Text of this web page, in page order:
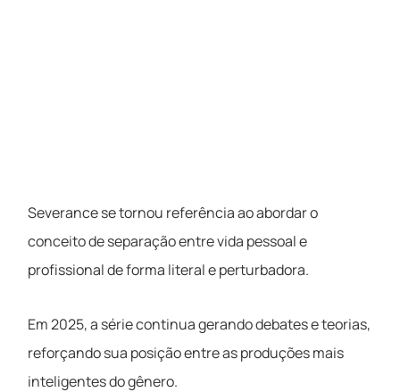
Severance se tornou referência ao abordar o
conceito de separação entre vida pessoal e
profissional de forma literal e perturbadora.
Em 2025, a série continua gerando debates e teorias,
reforçando sua posição entre as produções mais
inteligentes do gênero.